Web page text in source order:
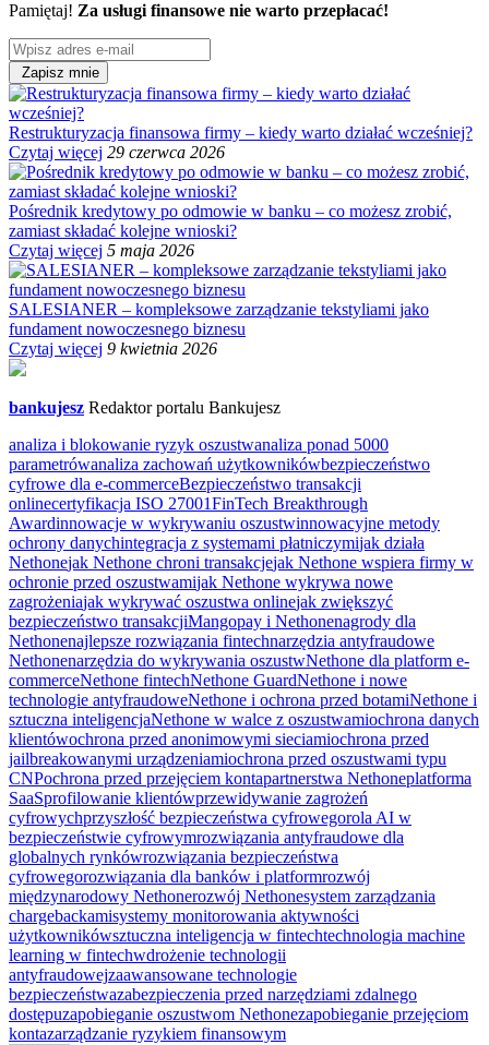
Pamiętaj! Za usługi finansowe nie warto przepłacać!
Zapisz mnie
Restrukturyzacja finansowa firmy – kiedy warto działać wcześniej?
Czytaj więcej 29 czerwca 2026
Pośrednik kredytowy po odmowie w banku – co możesz zrobić,
zamiast składać kolejne wnioski?
Czytaj więcej 5 maja 2026
SALESIANER – kompleksowe zarządzanie tekstyliami jako
fundament nowoczesnego biznesu
Czytaj więcej 9 kwietnia 2026
bankujesz Redaktor portalu Bankujesz
analiza i blokowanie ryzyk oszustwanaliza ponad 5000
parametrówanaliza zachowań użytkownikówbezpieczeństwo
cyfrowe dla e-commerceBezpieczeństwo transakcji
onlinecertyfikacja ISO 27001FinTech Breakthrough
Awardinnowacje w wykrywaniu oszustwinnowacyjne metody
ochrony danychintegracja z systemami płatniczymijak działa
Nethonejak Nethone chroni transakcjejak Nethone wspiera firmy w
ochronie przed oszustwamijak Nethone wykrywa nowe
zagrożeniajak wykrywać oszustwa onlinejak zwiększyć
bezpieczeństwo transakcjiMangopay i Nethonenagrody dla
Nethonenajlepsze rozwiązania fintechnarzędzia antyfraudowe
Nethonenarzędzia do wykrywania oszustwNethone dla platform e-
commerceNethone fintechNethone GuardNethone i nowe
technologie antyfraudoweNethone i ochrona przed botamiNethone i
sztuczna inteligencjaNethone w walce z oszustwamiochrona danych
klientówochrona przed anonimowymi sieciamiochrona przed
jailbreakowanymi urządzeniamiochrona przed oszustwami typu
CNPochrona przed przejęciem kontapartnerstwa Nethoneplatforma
SaaSprofilowanie klientówprzewidywanie zagrożeń
cyfrowychprzyszłość bezpieczeństwa cyfrowegorola AI w
bezpieczeństwie cyfrowymrozwiązania antyfraudowe dla
globalnych rynkówrozwiązania bezpieczeństwa
cyfrowegorozwiązania dla banków i platformrozwój
międzynarodowy Nethonerozwój Nethonesystem zarządzania
chargebackamisystemy monitorowania aktywności
użytkownikówsztuczna inteligencja w fintechtechnologia machine
learning w fintechwdrożenie technologii
antyfraudowejzaawansowane technologie
bezpieczeństwazabezpieczenia przed narzędziami zdalnego
dostępuzapobieganie oszustwom Nethonezapobieganie przejęciom
kontazarządzanie ryzykiem finansowym